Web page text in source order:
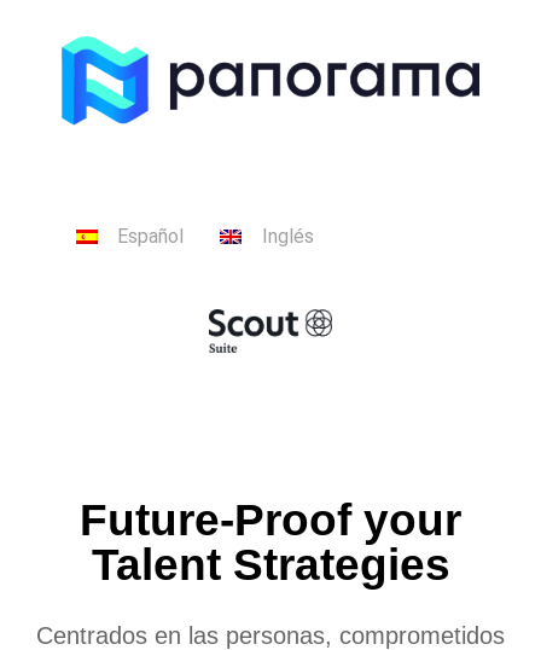
Español Inglés
Future-Proof your
Talent Strategies
Centrados en las personas, comprometidos